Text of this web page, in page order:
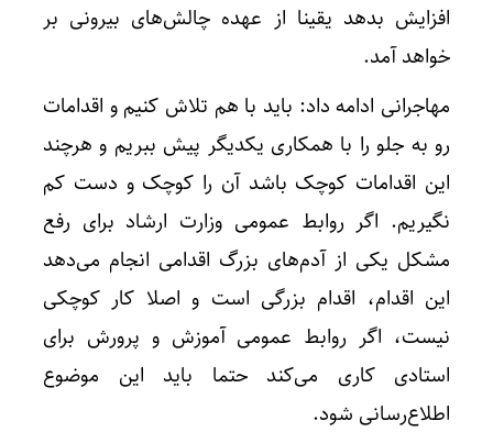
افزایش بدهد یقینا از عهده چالش‌های بیرونی بر
خواهد آمد.
مهاجرانی ادامه داد: باید با هم تلاش کنیم و اقدامات
رو به جلو را با همکاری یکدیگر پیش ببریم و هرچند
این اقدامات کوچک باشد آن را کوچک و دست کم
نگیریم. اگر روابط عمومی وزارت ارشاد برای رفع
مشکل یکی از آدم‌های بزرگ اقدامی انجام می‌دهد
این اقدام، اقدام بزرگی است و اصلا کار کوچکی
نیست، اگر روابط عمومی آموزش و پرورش برای
استادی کاری می‌کند حتما باید این موضوع
اطلاع‌رسانی شود.